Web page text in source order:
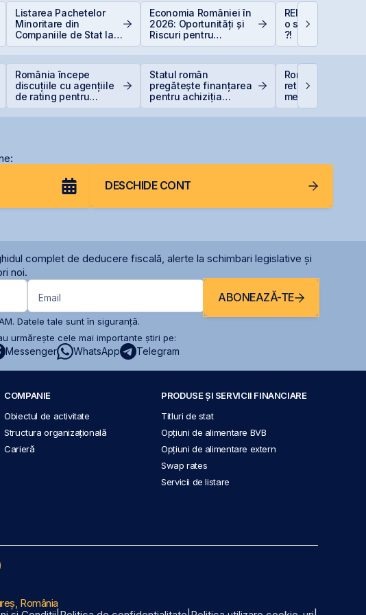
Listarea Pachetelor
Minoritare din
Companiile de Stat la
BVB – Soluție pentru
Economia României în
2026: Oportunități și
Riscuri pentru
Investitori
REIT-urile
o supapă pentru
?!
România începe
discuțiile cu agențiile
de rating pentru
Statul român
pregătește finanțarea
pentru achiziția
România evită
retrogradarea,
menține ratingul
României la BBB-
DESCHIDE CONT
complet de deducere fiscală, alerte la schimbari legislative și
noi.
Email ABONEAZĂ-TE
Datele tale sunt în siguranță.
urmărește cele mai importante știri pe:
Messenger WhatsApp Telegram
COMPANIE
Obiectul de activitate
Structura organizațională
Carieră
PRODUSE ȘI SERVICII FINANCIARE
Titluri de stat
Opțiuni de alimentare BVB
Opțiuni de alimentare extern
Swap rates
Servicii de listare
România